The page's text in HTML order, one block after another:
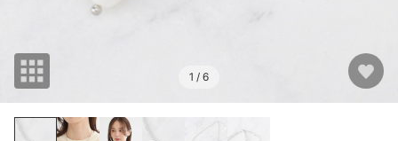
1 / 6